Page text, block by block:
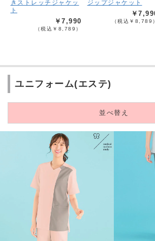
きストレッチジャケッ
ト
￥7,990
（税込￥8,789）
ジップジャケット
￥
（税込￥8,789）
ユニフォーム(エステ)
並べ替え